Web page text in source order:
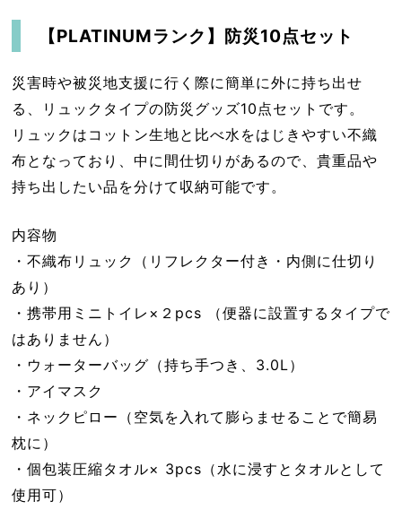
【PLATINUMランク 】防災10点セット
災害時や被災地支援に行く際に簡単に外に持ち出せ
る、リュックタイプの防災グッズ10点セットです。
リュックはコットン生地と比べ水をはじきやすい不織
布となっており、中に間仕切りがあるので、貴重品や
持ち出したい品を分けて収納可能です。
内容物
・不織布リュック（リフレクター付き・内側に仕切り
あり）
・携帯用ミニトイレ×２pcs （便器に設置するタイプで
はありません）
・ウォーターバッグ（持ち手つき、3.0L）
・アイマスク
・ネックピロー（空気を入れて膨らませることで簡易
枕に）
・個包装圧縮タオル× 3pcs（水に浸すとタオルとして
使用可）